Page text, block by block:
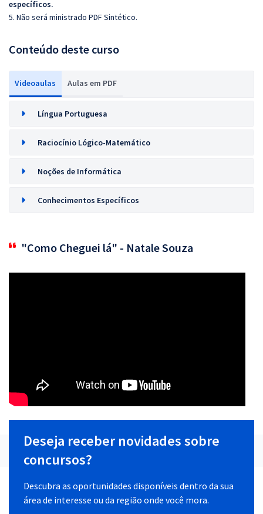
específicos.
5. Não será ministrado PDF Sintético.
Conteúdo deste curso
Videoaulas Aulas em PDF
Língua Portuguesa
Raciocínio Lógico-Matemático
Noções de Informática
Conhecimentos Específicos
"Como Cheguei lá" - Natale Souza
Deseja receber novidades sobre
concursos?
Descubra as oportunidades disponíveis dentro da sua
área de interesse ou da região onde você mora.